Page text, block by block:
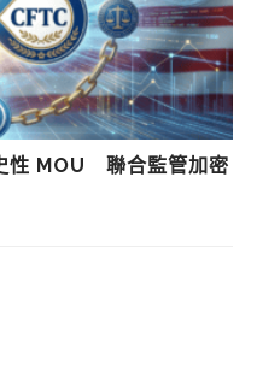
性 MOU 聯合監管加密